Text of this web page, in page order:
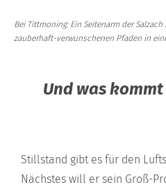
Bei Tittmoning: Ein Seitenarm der
zauberhaft-verwunschenen Pfaden in
Und was
Stillstand gibt es für den
Nächstes will er sein Groß-